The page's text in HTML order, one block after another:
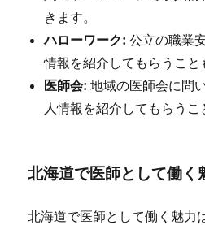
きます。
ハローワーク: 公立の職業
情報を紹介してもらうこと
医師会: 地域の医師会に問
人情報を紹介してもらうこ
北海道で医師として働く
北海道で医師として働く魅力